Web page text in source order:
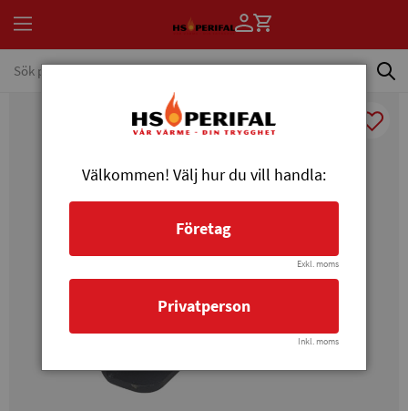
Välkommen! Välj hur du vill handla:
Företag
Exkl. moms
Privatperson
Inkl. moms